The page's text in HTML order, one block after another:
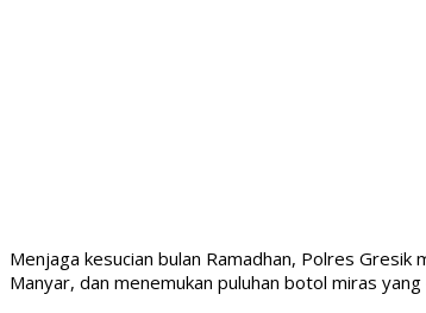
Menjaga kesucian bulan Ramadhan, Polres
Manyar, dan menemukan puluhan botol miras